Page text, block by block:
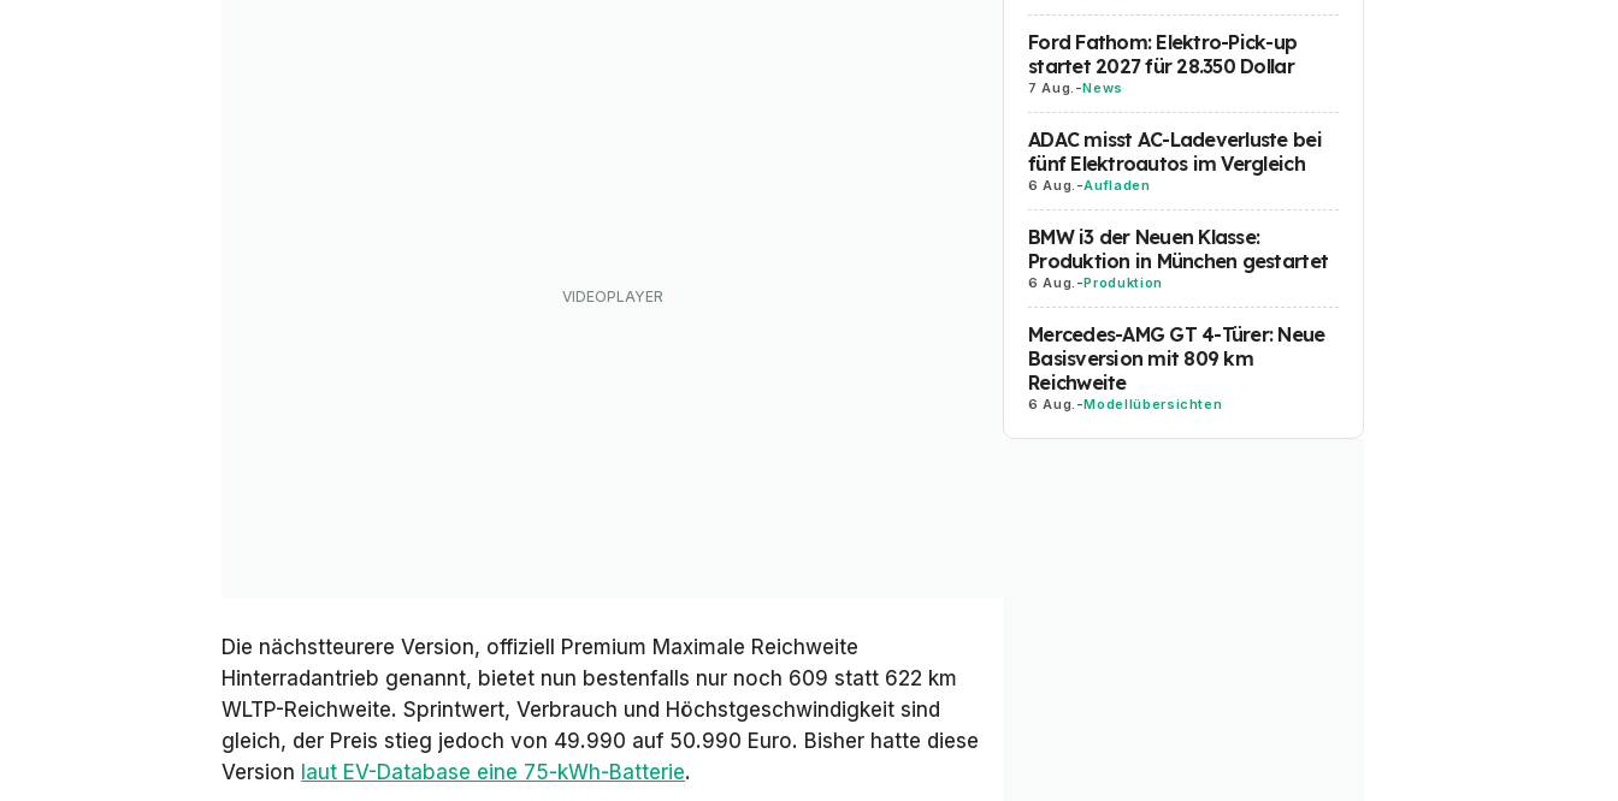
Die nächstteurere Version, offiziell Premium Maximale Reichweite
Hinterradantrieb genannt, bietet nun bestenfalls nur noch 609 statt 622 km
WLTP-Reichweite. Sprintwert, Verbrauch und Höchstgeschwindigkeit sind
gleich, der Preis stieg jedoch von 49.990 auf 50.990 Euro. Bisher hatte diese
Version laut EV-Database eine 75-kWh-Batterie.
Ford Fathom: Elektro-Pick-up
startet 2027 für 28.350 Dollar
7 Aug. -News
ADAC misst AC-Ladeverluste bei
fünf Elektroautos im Vergleich
6 Aug. -Aufladen
BMW i3 der Neuen Klasse:
Produktion in München gestartet
6 Aug. -Produktion
Mercedes-AMG GT 4-Türer: Neue
Basisversion mit 809 km
Reichweite
6 Aug. -Modellübersichten